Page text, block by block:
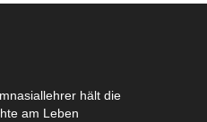
hält die
am Leben